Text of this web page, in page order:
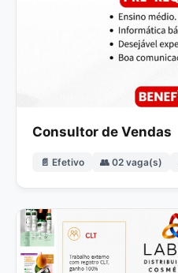
Consultor de Vendas
📄 Efetivo 👥 02 vaga(s)